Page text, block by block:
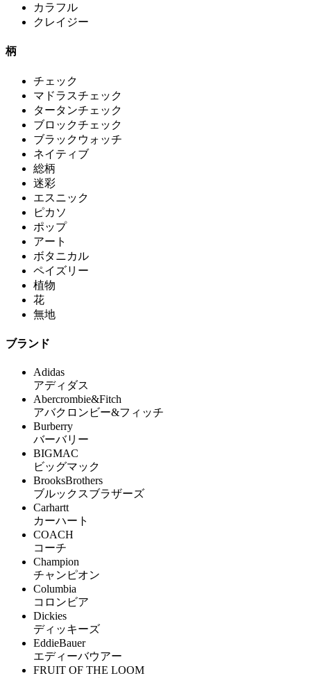
カラフル
クレイジー
柄
チェック
マドラスチェック
タータンチェック
ブロックチェック
ブラックウォッチ
ネイティブ
総柄
迷彩
エスニック
ピカソ
ポップ
アート
ボタニカル
ペイズリー
植物
花
無地
ブランド
Adidas
アディダス
Abercrombie&Fitch
アバクロンビー&フィッチ
Burberry
バーバリー
BIGMAC
ビッグマック
BrooksBrothers
ブルックスブラザーズ
Carhartt
カーハート
COACH
コーチ
Champion
チャンピオン
Columbia
コロンビア
Dickies
ディッキーズ
EddieBauer
エディーバウアー
FRUIT OF THE LOOM